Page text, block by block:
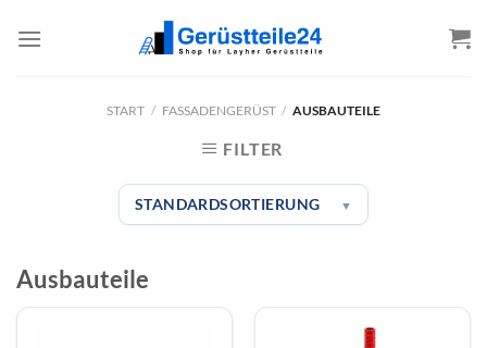
Inhalt
START / FASSADENGERÜST / AUSBAUTEILE
FILTER
STANDARDSORTIERUNG ▼
Ausbauteile